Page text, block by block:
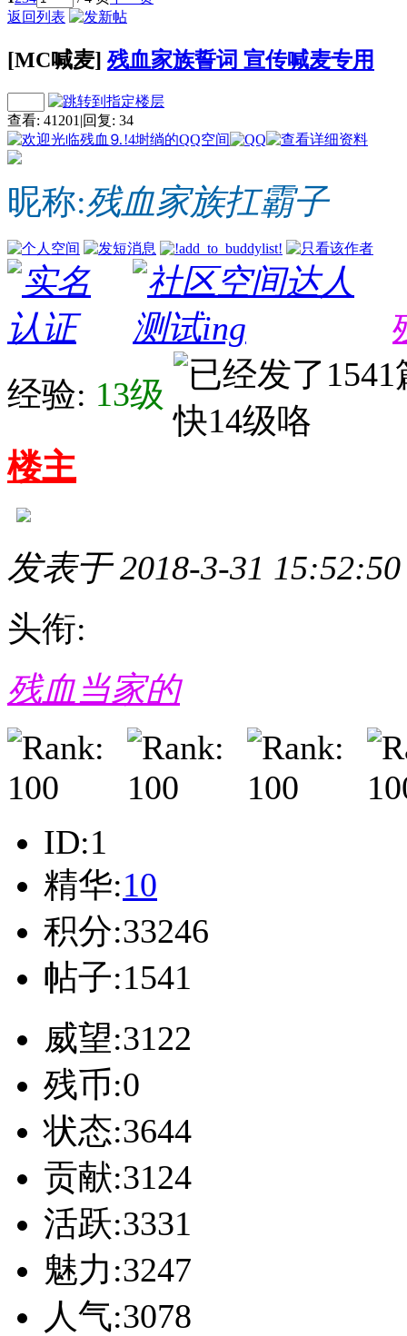
返回列表
[MC喊麦]残血家族誓词 宣传喊麦专用
查看: 41201 |回复: 34
昵称:残血家族扛霸子
经验: 13级
楼主
发表于 2018-3-31 15:52:50
头衔:
残血当家的
ID:1
精华:10
积分:33246
帖子:1541
威望:3122
残币:0
状态:3644
贡献:3124
活跃:3331
魅力:3247
人气:3078